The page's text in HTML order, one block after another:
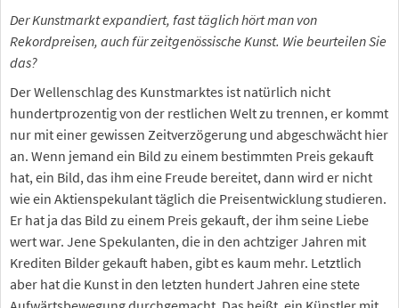
Der Kunstmarkt expandiert, fast täglich hört man von
Rekordpreisen, auch für zeitgenössische Kunst. Wie beurteilen Sie
das?
Der Wellenschlag des Kunstmarktes ist natürlich nicht
hundertprozentig von der restlichen Welt zu trennen, er kommt
nur mit einer gewissen Zeitverzögerung und abgeschwächt hier
an. Wenn jemand ein Bild zu einem bestimmten Preis gekauft
hat, ein Bild, das ihm eine Freude bereitet, dann wird er nicht
wie ein Aktienspekulant täglich die Preisentwicklung studieren.
Er hat ja das Bild zu einem Preis gekauft, der ihm seine Liebe
wert war. Jene Spekulanten, die in den achtziger Jahren mit
Krediten Bilder gekauft haben, gibt es kaum mehr. Letztlich
aber hat die Kunst in den letzten hundert Jahren eine stete